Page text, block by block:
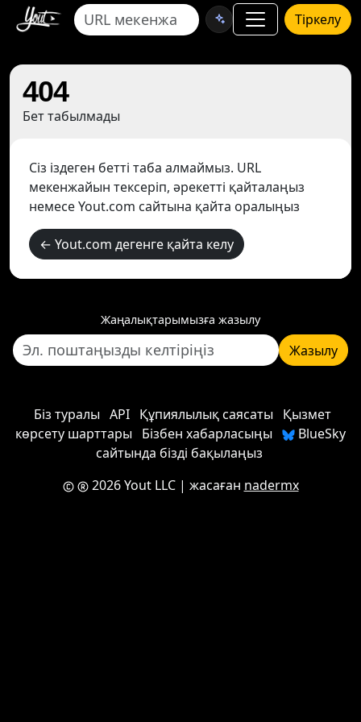
Тіркелу
404
Бет табылмады
Сіз іздеген бетті таба алмаймыз. URL
мекенжайын тексеріп, әрекетті қайталаңыз
немесе Yout.com сайтына қайта оралыңыз
← Yout.com дегенге қайта келу
Жаңалықтарымызға жазылу
Жазылу
Біз туралы API Құпиялылық саясаты
Қызмет
көрсету шарттары Бізбен хабарласыңы
BlueSky
сайтында бізді бақылаңыз
2026 Yout LLC| жасаған nadermx